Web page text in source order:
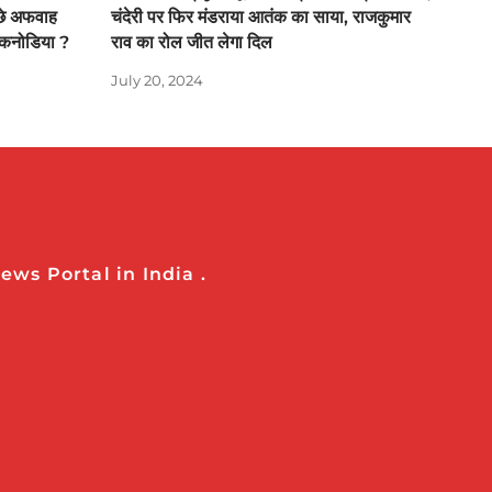
अफवाह
?
चंदेरी पर फिर मंडराया आतंक का साया, राजकुमार
राव का रोल जीत लेगा दिल
July 20, 2024
Portal in India .